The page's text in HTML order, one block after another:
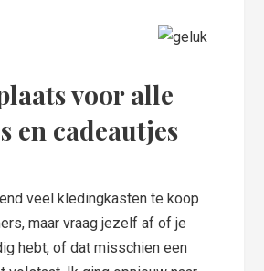
voor alle
en cadeautjes
veel kledingkasten te koop
maar vraag jezelf af of je
hebt, of dat misschien een